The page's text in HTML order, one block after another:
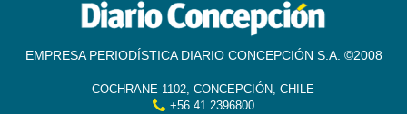
EMPRESA PERIODÍSTICA DIARIO CONCEPCIÓN S.A. ©2008
COCHRANE 1102, CONCEPCIÓN, CHILE
+56 41 2396800